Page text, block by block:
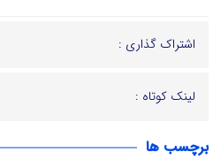
اشتراک گذاری :
لینک کوتاه :
برچسب ها